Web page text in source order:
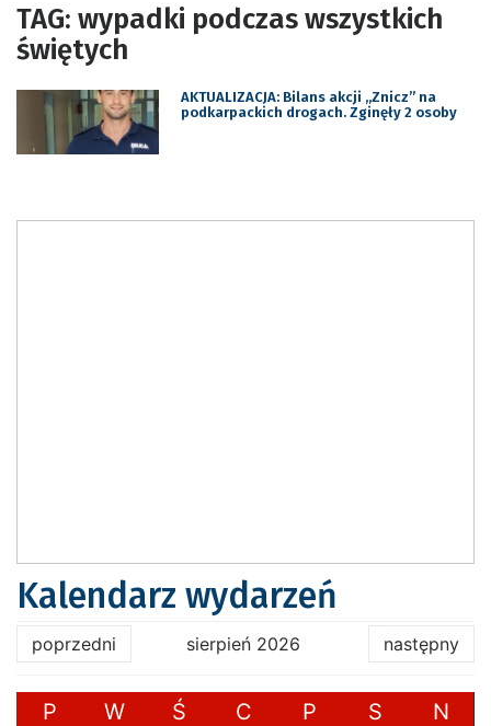
TAG: wypadki podczas wszystkich
świętych
AKTUALIZACJA: Bilans akcji ,,Znicz” na
podkarpackich drogach. Zginęły 2 osoby
Kalendarz wydarzeń
poprzedni sierpień 2026 następny
P W Ś C P S N